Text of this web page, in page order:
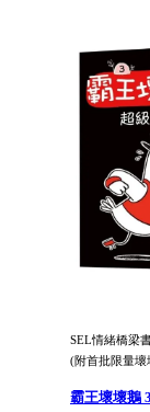
SEL情緒橋梁
(附首批限量壞
霸王壞壞鵝